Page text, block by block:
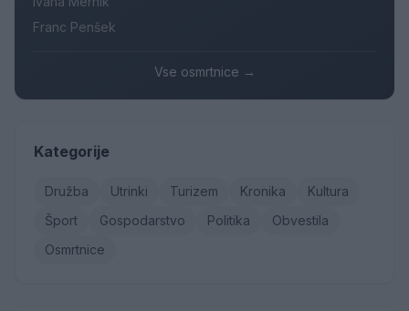
Franc Penšek
Vse osmrtnice →
Kategorije
Družba Utrinki Turizem Kronika
Kultura
Šport
Gospodarstvo Politika
Obvestila
Osmrtnice